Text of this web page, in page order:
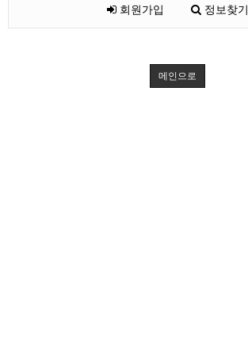
회원가입 정보찾기
메인으로